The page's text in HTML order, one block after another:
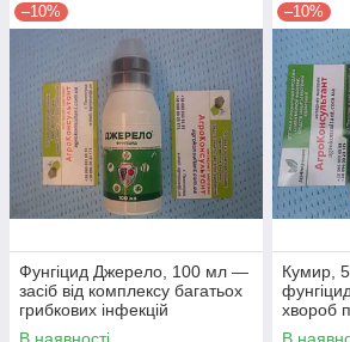
–10%
Фунгіцид Джерело, 100 мл —
засіб від комплексу багатьох
грибкових інфекцій
–10%
Кумир,
хвороб